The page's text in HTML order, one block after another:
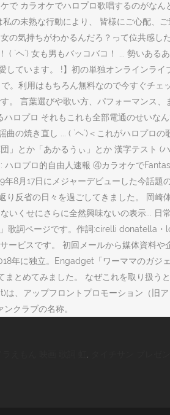
カラオケでハロプロ歌唱するのがな
の未熟な行動により、 皆様にご心配、
気持ちがわかるんだろ？って位共感
`ヘ´) 女も男もバッコバコ！ ... 勢いあ
しています。 !】初の単独オンライン
。利用はもちろん無料なので今すぐチ
言葉選びや歌い方、パフォーマンス
ロプロ それもこれも全部電通のせいな
の焼き直し ... ( `ヘ´)＜これがハロプロ
とか「あかるうぃ」とか 漢字テスト (
ロプロ的自由人速報 ④カラオケで
8月17日にメジャーデビューした今話
反省の日々を過ごしてきました。 岡
くせにさらに全然興味ないの表示...
歌詞ページです。作詞:cirelli donatella
ビスです。 初回メールから媒体資料
に独立。Engadget「ワーママのガジ
とめてみました。 なぜこれを取り扱
、アップフロントプロモーション（旧
クラブの名称。